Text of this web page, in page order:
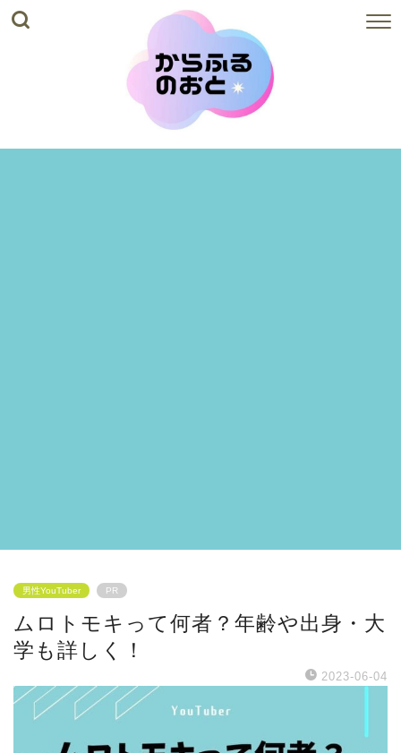
男性YouTuber PR
ムロトモキって何者？年齢や出身・大
学も詳しく！
2023-06-04